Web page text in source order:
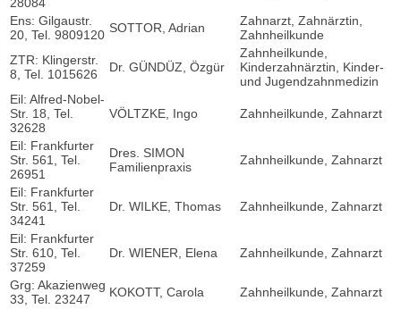
28084
Ens: Gilgaustr.
20, Tel. 9809120 SOTTOR, Adrian
Zahnarzt, Zahnärztin,
Zahnheilkunde
ZTR: Klingerstr.
8, Tel. 1015626
Dr. GÜNDÜZ, Özgür
Zahnheilkunde,
Kinderzahnärztin, Kinder-
und Jugendzahnmedizin
Eil: Alfred-Nobel-
Str. 18, Tel.
32628
VÖLTZKE, Ingo Zahnheilkunde, Zahnarzt
Eil: Frankfurter
Str. 561, Tel.
26951
Dres. SIMON
Familienpraxis
Zahnheilkunde, Zahnarzt
Eil: Frankfurter
Str. 561, Tel.
34241
Dr. WILKE, Thomas Zahnheilkunde, Zahnarzt
Eil: Frankfurter
Str. 610, Tel.
37259
Dr. WIENER, Elena Zahnheilkunde, Zahnarzt
Grg: Akazienweg
33, Tel. 23247
KOKOTT, Carola
Zahnheilkunde, Zahnarzt